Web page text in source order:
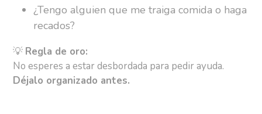
¿Tengo alguien que me traiga comida o haga
recados?
💡 Regla de oro:
No esperes a estar desbordada para pedir ayuda.
Déjalo organizado antes.